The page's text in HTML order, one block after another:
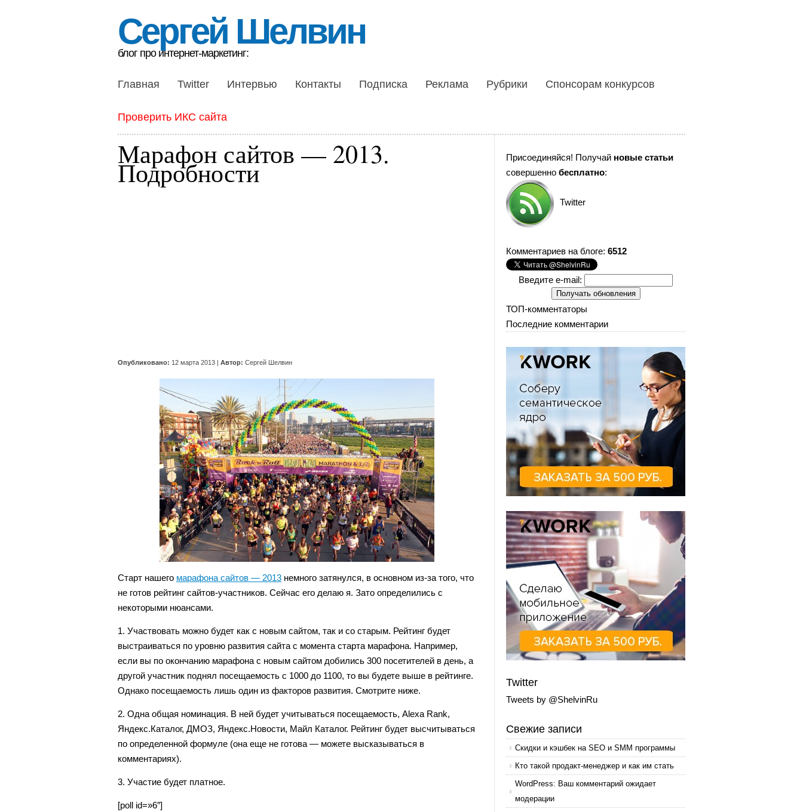
Сергей Шелвин
блог про интернет-маркетинг:
Главная Twitter Интервью Контакты Подписка Реклама Рубрики Спонсорам конкурсов
Проверить ИКС сайта
Марафон сайтов — 2013.
Подробности
Опубликовано: 12 марта 2013 | Автор: Сергей Шелвин
Старт нашего марафона сайтов — 2013 немного затянулся, в основном из-за того, что
не готов рейтинг сайтов-участников. Сейчас его делаю я. Зато определились с
некоторыми нюансами.
1. Участвовать можно будет как с новым сайтом, так и со старым. Рейтинг будет
выстраиваться по уровню развития сайта с момента старта марафона. Например,
если вы по окончанию марафона с новым сайтом добились 300 посетителей в день, а
другой участник поднял посещаемость с 1000 до 1100, то вы будете выше в рейтинге.
Однако посещаемость лишь один из факторов развития. Смотрите ниже.
2. Одна общая номинация. В ней будет учитываться посещаемость, Alexa Rank,
Яндекс.Каталог, ДМОЗ, Яндекс.Новости, Майл Каталог. Рейтинг будет высчитываться
по определенной формуле (она еще не готова — можете высказываться в
комментариях).
3. Участие будет платное.
[poll id=»6″]
Присоединяйся! Получай новые статьи
совершенно бесплатно:
Twitter
Комментариев на блоге: 6512
Введите e-mail:
ТОП-комментаторы
Последние комментарии
Twitter
Tweets by @ShelvinRu
Свежие записи
Скидки и кэшбек на SEO и SMM программы
Кто такой продакт-менеджер и как им стать
WordPress: Ваш комментарий ожидает
модерации